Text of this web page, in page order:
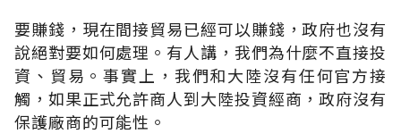
要賺錢，現在間接貿易已經可以賺錢，政府也沒有
說絕對要如何處理。有人講，我們為什麼不直接投
資、貿易。事實上，我們和大陸沒有任何官方接
觸，如果正式允許商人到大陸投資經商，政府沒有
保護廠商的可能性。